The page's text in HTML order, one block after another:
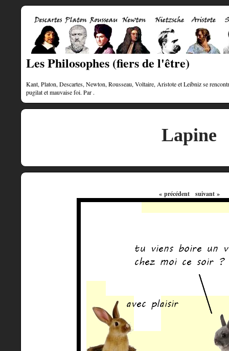
Les Philosophes (fiers de l'être)
Kant, Platon, Descartes, Newton, Rousseau, Voltaire, Aristote et Leibniz se
pugilat et mauvaise foi. Par .
Lapine
« précédent suivant »